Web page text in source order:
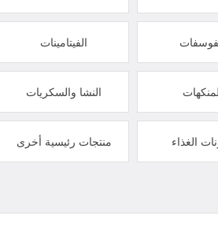
الفيتامينات
النشا والسكريات
الغذاء منتجات رئيسية أخرى